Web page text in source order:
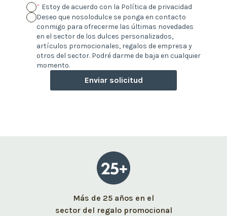
* Estoy de acuerdo con la Política de privacidad
Deseo que nosolodulce se ponga en contacto
conmigo para ofrecerme las últimas novedades
en el sector de los dulces personalizados,
artículos promocionales, regalos de empresa y
otros del sector. Podré darme de baja en cualquier
momento.
Enviar solicitud
Más de 25 años en el
sector del regalo promocional